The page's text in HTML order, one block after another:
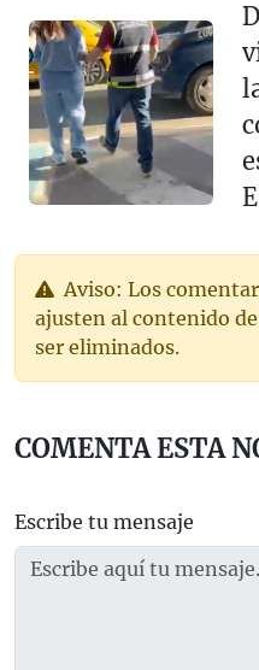
Aviso: Los
ajusten al contenido
ser eliminados.
COMENTA ESTA
Escribe tu mensaje